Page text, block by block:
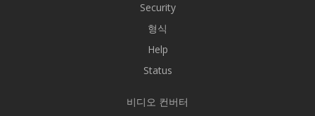
Security
형식
Help
Status
비디오 컨버터